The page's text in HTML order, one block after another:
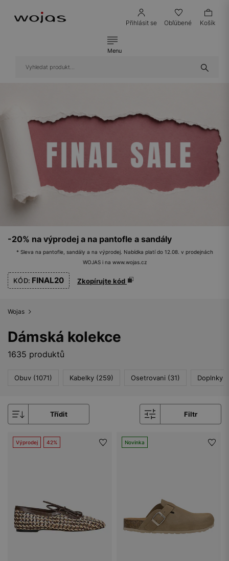
Přihlásit se Obľúbené Košík
Menu
-20% na výprodej a na pantofle a sandály
* Sleva na pantofle, sandály a na výprodej. Nabídka platí do 12.08. v prodejnách
WOJAS i na www.wojas.cz
KÓD: FINAL20 Zkopírujte kód
Wojas
Dámská kolekce
1635 produktů
Obuv (1071) Kabelky (259) Osetrovani (31) Doplnky
Třídit Filtr
Výprodej 42% Novinka